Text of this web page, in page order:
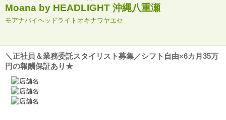
Moana by HEADLIGHT 沖縄八重瀬
モアナバイヘッドライトオキナワヤエセ
＼正社員＆業務委託スタイリスト募集／シフト自由×6カ月35万
円の報酬保証あり★